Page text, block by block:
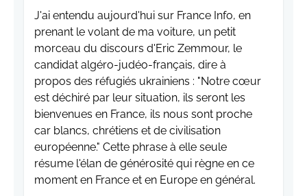
J'ai entendu aujourd'hui sur France Info, en
prenant le volant de ma voiture, un petit
morceau du discours d'Eric Zemmour, le
candidat algéro-judéo-français, dire à
propos des réfugiés ukrainiens : "Notre cœur
est déchiré par leur situation, ils seront les
bienvenues en France, ils nous sont proche
car blancs, chrétiens et de civilisation
européenne." Cette phrase à elle seule
résume l'élan de générosité qui règne en ce
moment en France et en Europe en général.